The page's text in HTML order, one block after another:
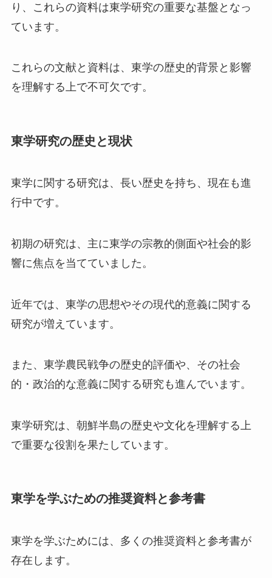
り、これらの資料は東学研究の重要な基盤となっ
ています。
これらの文献と資料は、東学の歴史的背景と影響
を理解する上で不可欠です。
東学研究の歴史と現状
東学に関する研究は、長い歴史を持ち、現在も進
行中です。
初期の研究は、主に東学の宗教的側面や社会的影
響に焦点を当てていました。
近年では、東学の思想やその現代的意義に関する
研究が増えています。
また、東学農民戦争の歴史的評価や、その社会
的・政治的な意義に関する研究も進んでいます。
東学研究は、朝鮮半島の歴史や文化を理解する上
で重要な役割を果たしています。
東学を学ぶための推奨資料と参考書
東学を学ぶためには、多くの推奨資料と参考書が
存在します。